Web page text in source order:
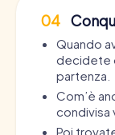
04
Quando
decidete
partenza.
Com’è
condivisa
Poi